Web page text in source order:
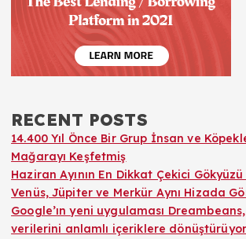
RECENT POSTS
14.400 Yıl Önce Bir Grup İnsan ve
Mağarayı Keşfetmiş
Haziran Ayının En Dikkat Çekici Gökyüzü
Venüs, Jüpiter ve Merkür Aynı Hizada
Google’ın yeni uygulaması Dreambeans,
verilerini anlamlı içeriklere dönüştürüyor